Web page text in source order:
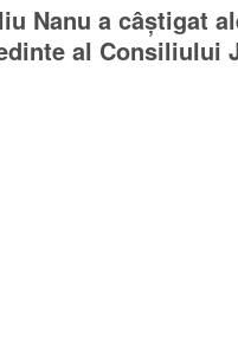
Nanu a câștigat
al Consiliului